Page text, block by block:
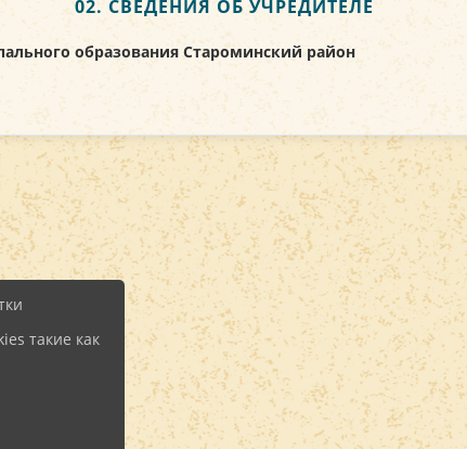
02. СВЕДЕНИЯ ОБ УЧРЕДИТЕЛЕ
образования Староминский район
такие как